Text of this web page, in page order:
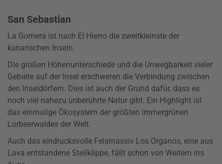
San Sebastian
La Gomera ist nach El Hierro die zweitkleinste der
kanarischen Inseln.
DIe großen Höhenunterschiede und die Unwegbarkeit vieler
Gebiete auf der Insel erschweren die Verbindung zwischen
den Inseldörfern. Dies ist auch der Grund dafür, dass es
noch viel nahezu unberührte Natur gibt. Ein Highlight ist
das einmalige Ökosystem der größten immergrünen
Lorbeerwaldes der Welt.
Auch das eindrucksvolle Felsmassiv Los Organos, eine aus
Lava entstandene Steilklippe, fällt schon von Weitem ins